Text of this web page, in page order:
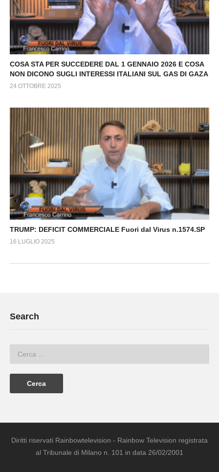
COSA STA PER SUCCEDERE DAL 1 GENNAIO 2026 E COSA
NON DICONO SUGLI INTERESSI ITALIANI SUL GAS DI GAZA
24 OTTOBRE 2025
TRUMP: DEFICIT COMMERCIALE Fuori dal Virus n.1574.SP
16 LUGLIO 2025
Search
Diritti riservati Rainbowtelevision - Rainbow Television registrata
al Tribunale di Milano n. 101 in data 26/02/2001